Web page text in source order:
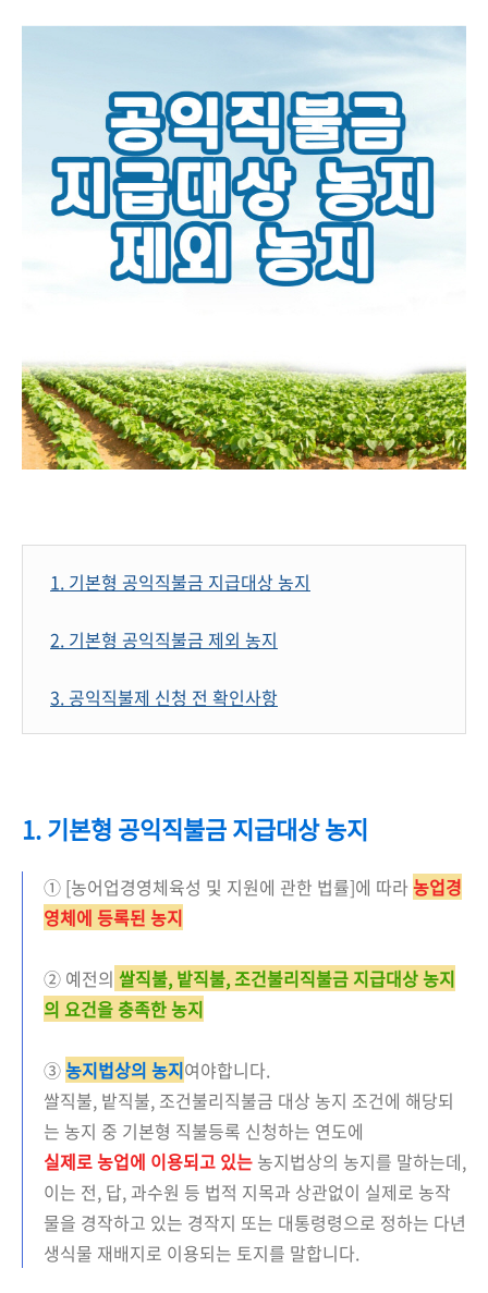
1. 기본형 공익직불금 지급대상 농지
2. 기본형 공익직불금 제외 농지
3. 공익직불제 신청 전 확인사항
1. 기본형 공익직불금 지급대상 농지
① [농어업경영체육성 및 지원에 관한 법률]에 따라농업경
영체에 등록된 농지
② 예전의 쌀직불, 밭직불, 조건불리직불금 지급대상 농지
의 요건을 충족한 농지
③농지법상의 농지여야합니다.
쌀직불, 밭직불, 조건불리직불금 대상 농지 조건에 해당되
는 농지 중 기본형 직불등록 신청하는 연도에
실제로 농업에 이용되고 있는 농지법상의 농지를 말하는데,
이는 전, 답, 과수원 등 법적 지목과 상관없이 실제로 농작
물을 경작하고 있는 경작지 또는 대통령령으로 정하는 다년
생식물 재배지로 이용되는 토지를 말합니다.